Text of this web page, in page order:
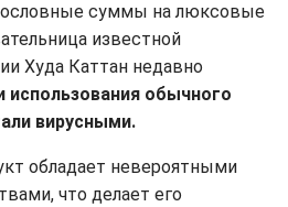
суммы на люксовые
известной
Худа Каттан недавно
использования обычного
вирусными.
обладает невероятными
что делает его